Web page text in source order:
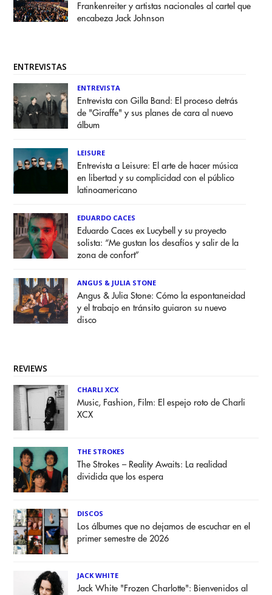
Frankenreiter y artistas nacionales al cartel que
encabeza Jack Johnson
ENTREVISTAS
ENTREVISTA
Entrevista con Gilla Band: El proceso detrás
de "Giraffe" y sus planes de cara al nuevo
álbum
LEISURE
Entrevista a Leisure: El arte de hacer música
en libertad y su complicidad con el público
latinoamericano
EDUARDO CACES
Eduardo Caces ex Lucybell y su proyecto
solista: “Me gustan los desafíos y salir de la
zona de confort”
ANGUS & JULIA STONE
Angus & Julia Stone: Cómo la espontaneidad
y el trabajo en tránsito guiaron su nuevo
disco
REVIEWS
CHARLI XCX
Music, Fashion, Film: El espejo roto de Charli
XCX
THE STROKES
The Strokes – Reality Awaits: La realidad
dividida que los espera
DISCOS
Los álbumes que no dejamos de escuchar en el
primer semestre de 2026
JACK WHITE
Jack White "Frozen Charlotte": Bienvenidos al